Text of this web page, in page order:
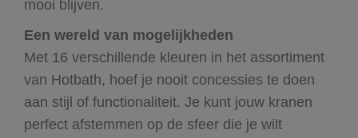
mooi blijven.
Een wereld van mogelijkheden
Met 16 verschillende kleuren in het assortiment
van Hotbath, hoef je nooit concessies te doen
aan stijl of functionaliteit. Je kunt jouw kranen
perfect afstemmen op de sfeer die je wilt